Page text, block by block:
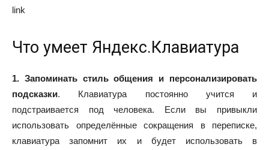
link
Что умеет Яндекс.Клавиатура
1. Запоминать стиль общения и персонализировать
подсказки. Клавиатура постоянно учится и
подстраивается под человека. Если вы привыкли
использовать определённые сокращения в переписке,
клавиатура запомнит их и будет использовать в